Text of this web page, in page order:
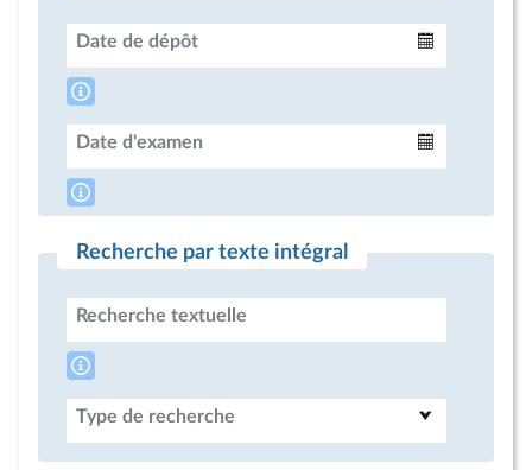
Date de dépôt
Date d'examen
Recherche par texte intégral
Recherche textuelle
Type de recherche